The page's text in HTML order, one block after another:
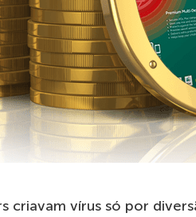
criavam vírus só por